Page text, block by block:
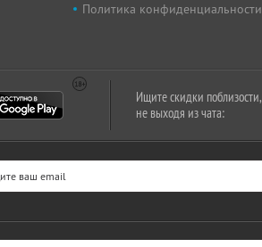
Политика конфиденциальности
Ищите скидки поблизости,
не выходя из чата: